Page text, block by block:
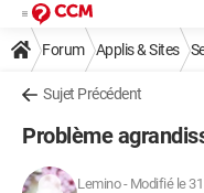
Forum Applis & Sites
Sujet Précédent
Problème
Lemino- Modifié le